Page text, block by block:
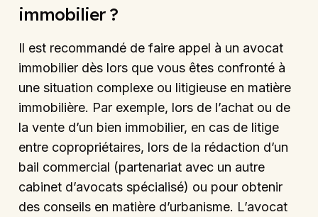
immobilier ?
Il est recommandé de faire appel à un avocat
immobilier dès lors que vous êtes confronté à
une situation complexe ou litigieuse en matière
immobilière. Par exemple, lors de l’achat ou de
la vente d’un bien immobilier, en cas de litige
entre copropriétaires, lors de la rédaction d’un
bail commercial (partenariat avec un autre
cabinet d’avocats spécialisé) ou pour obtenir
des conseils en matière d’urbanisme. L’avocat